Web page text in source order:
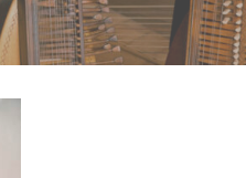
マーダルシマー認定修理技術
DULCIMERS, SONG OF
DULCIMERS正規